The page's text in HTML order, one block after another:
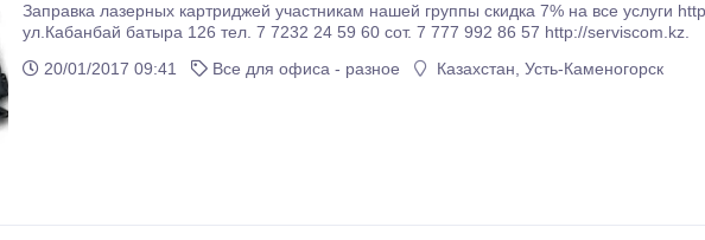
Заправка лазерных картриджей участникам нашей группы скидка 7% на все услуги https://vk.com/club59055860 Сервис com -
ул.Кабанбай батыра 126 тел. 7 7232 24 59 60 сот. 7 777 992 86 57 http://serviscom.kz.
20/01/2017 09:41
Все для офиса - разное Казахстан, Усть-Каменогорск